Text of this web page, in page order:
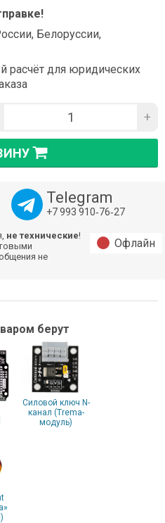
Белоруссии,
расчёт для юридических
+
Telegram
+7 993 910‑76‑27
не технические!
не
Офлайн
берут
Силовой ключ N-
канал (Trema-
модуль)